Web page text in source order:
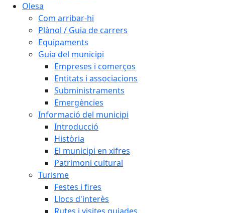
Olesa
Com arribar-hi
Plànol / Guia de carrers
Equipaments
Guia del municipi
Empreses i comerços
Entitats i associacions
Subministraments
Emergències
Informació del municipi
Introducció
Història
El municipi en xifres
Patrimoni cultural
Turisme
Festes i fires
Llocs d'interès